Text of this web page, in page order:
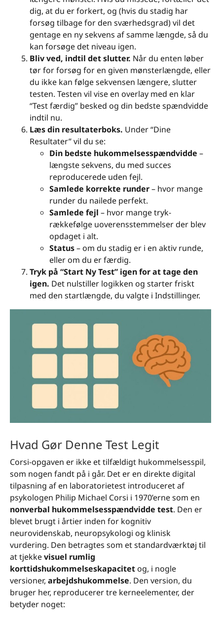
dig, at du er forkert, og (hvis du stadig har
forsøg tilbage for den sværhedsgrad) vil det
gentage en ny sekvens af samme længde, så du
kan forsøge det niveau igen.
Bliv ved, indtil det slutter. Når du enten løber
tør for forsøg for en given mønsterlængde, eller
du ikke kan følge sekvensen længere, slutter
testen. Testen vil vise en overlay med en klar
“Test færdig” besked og din bedste spændvidde
indtil nu.
Læs din resultaterboks. Under “Dine
Resultater” vil du se:
Din bedste hukommelsesspændvidde –
længste sekvens, du med succes
reproducerede uden fejl.
Samlede korrekte runder– hvor mange
runder du nailede perfekt.
Samlede fejl – hvor mange tryk-
rækkefølge uoverensstemmelser der blev
opdaget i alt.
Status– om du stadig er i en aktiv runde,
eller om du er færdig.
Tryk på “Start Ny Test” igen for at tage den
igen. Det nulstiller logikken og starter friskt
med den startlængde, du valgte i Indstillinger.
Hvad Gør Denne Test Legit
Corsi-opgaven er ikke et tilfældigt hukommelsesspil,
som nogen fandt på i går. Det er en direkte digital
tilpasning af en laboratorietest introduceret af
psykologen Philip Michael Corsi i 1970’erne som en
nonverbal hukommelsesspændvidde test. Den er
blevet brugt i årtier inden for kognitiv
neurovidenskab, neuropsykologi og klinisk
vurdering. Den betragtes som et standardværktøj til
at tjekkevisuel rumlig
korttidshukommelseskapacitet og, i nogle
versioner, arbejdshukommelse. Den version, du
bruger her, reproducerer tre kerneelementer, der
betyder noget: